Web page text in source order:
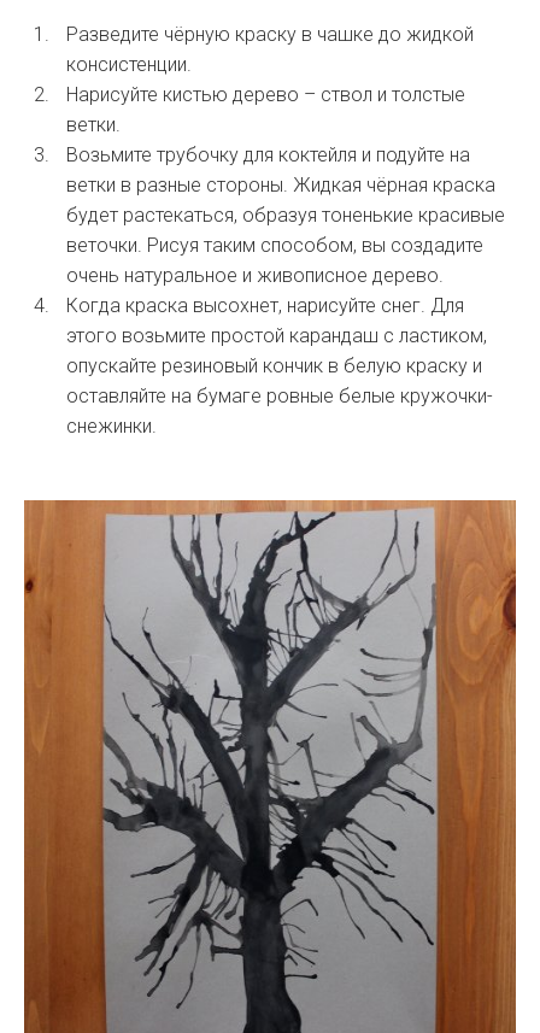
Разведите чёрную краску в чашке до жидкой
консистенции.
Нарисуйте кистью дерево – ствол и толстые
ветки.
Возьмите трубочку для коктейля и подуйте на
ветки в разные стороны. Жидкая чёрная краска
будет растекаться, образуя тоненькие красивые
веточки. Рисуя таким способом, вы создадите
очень натуральное и живописное дерево.
Когда краска высохнет, нарисуйте снег. Для
этого возьмите простой карандаш с ластиком,
опускайте резиновый кончик в белую краску и
оставляйте на бумаге ровные белые кружочки-
снежинки.